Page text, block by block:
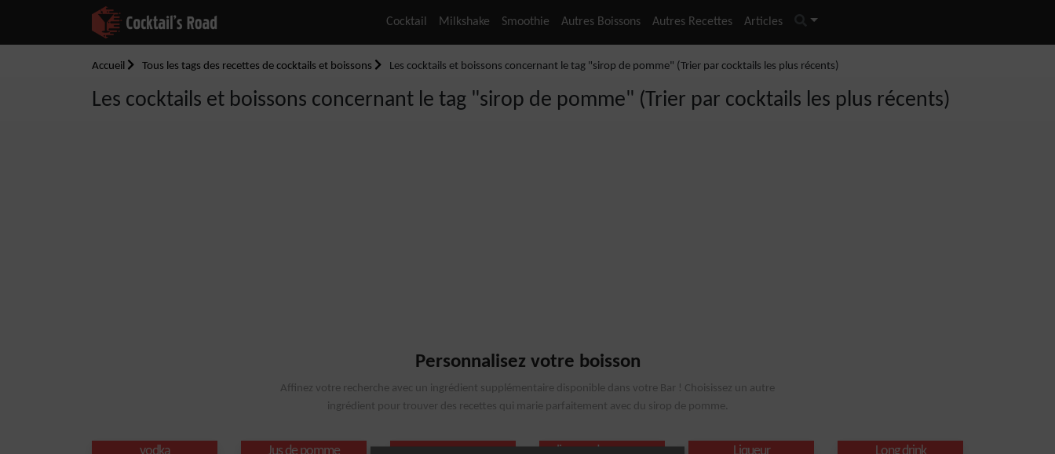
Cocktail Milkshake Smoothie Autres Boissons Autres Recettes Articles
Accueil Tous les tags des recettes de cocktails et boissons Les cocktails et boissons concernant le tag "sirop de pomme" (Trier par cocktails les plus récents)
Les cocktails et boissons concernant le tag "sirop de pomme" (Trier par cocktails les plus récents)
Personnalisez votre boisson
Affinez votre recherche avec un ingrédient supplémentaire disponible dans votre Bar ! Choisissez un autre
ingrédient pour trouver des recettes qui marie parfaitement avec du sirop de pomme.